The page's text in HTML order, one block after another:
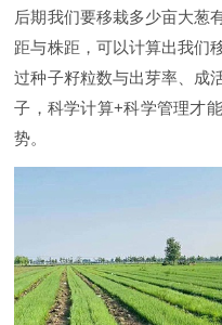
后期我们要移栽多少亩大葱
距与株距，可以计算出我们
过种子籽粒数与出芽率、成
子，科学计算+科学管理才
势。